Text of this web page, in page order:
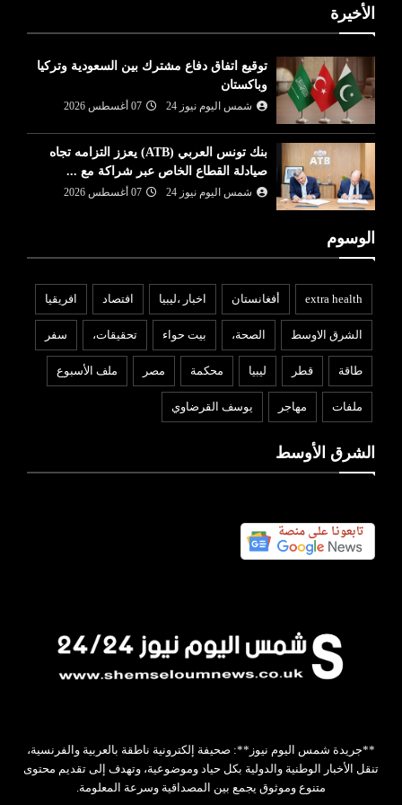
الأخيرة
توقيع اتفاق دفاع مشترك بين السعودية وتركيا
وباكستان
شمس اليوم نيوز 24 07 أغسطس 2026
بنك تونس العربي (ATB) يعزز التزامه تجاه
صيادلة القطاع الخاص عبر شراكة مع ...
شمس اليوم نيوز 24 07 أغسطس 2026
الوسوم
extra health أفغانستان اخبار ،ليبيا افتصاد افريقيا
الشرق الاوسط الصحة، بيت حواء تحقيقات، سفر
طاقة قطر ليبيا محكمة مصر ملف الأسبوع
ملفات مهاجر يوسف القرضاوي
الشرق الأوسط
**جريدة شمس اليوم نيوز**: صحيفة إلكترونية ناطقة بالعربية والفرنسية،
تنقل الأخبار الوطنية والدولية بكل حياد وموضوعية، وتهدف إلى تقديم محتوى
متنوع وموثوق يجمع بين المصداقية وسرعة المعلومة.